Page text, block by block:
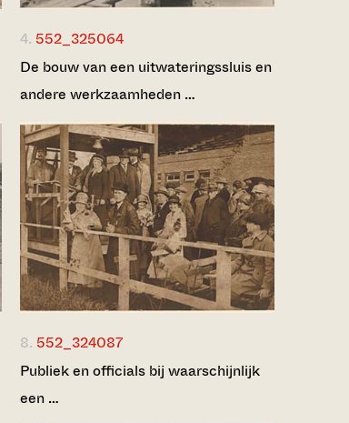
4. 552_325064
De bouw van een uitwateringssluis en
andere werkzaamheden …
8. 552_324087
Publiek en officials bij waarschijnlijk
een …